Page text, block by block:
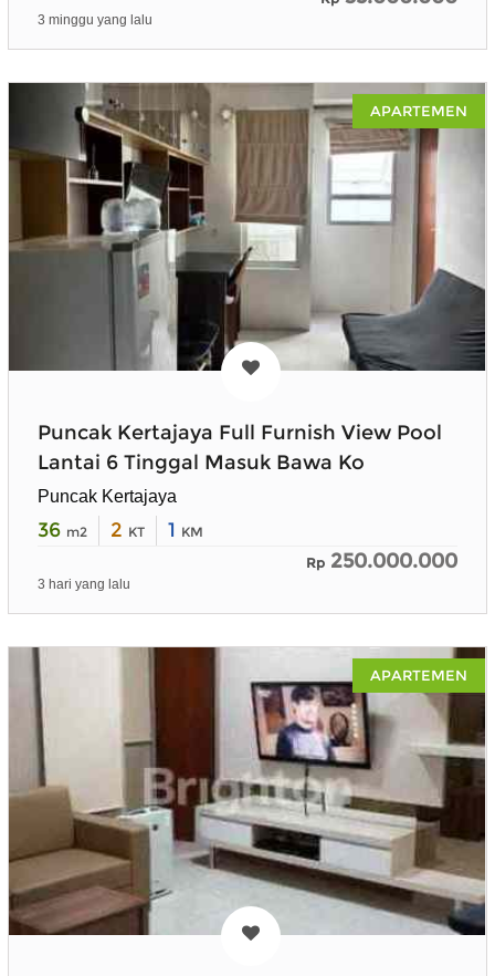
3 minggu yang lalu
APARTEMEN
Puncak Kertajaya Full Furnish View Pool
Lantai 6 Tinggal Masuk Bawa Ko
Puncak Kertajaya
36 m2 2 KT 1 KM
Rp 250.000.000
3 hari yang lalu
APARTEMEN